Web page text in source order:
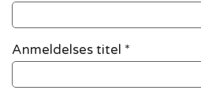
Anmeldelses titel *